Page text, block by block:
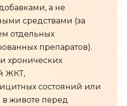
а не
средствами (за
отдельных
препаратов).
хронических
ЖКТ,
состояний или
в животе перед